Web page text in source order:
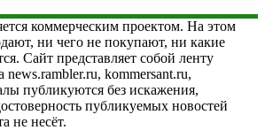
коммерческим проектом. На этом
ни чего не покупают, ни какие
Сайт представляет собой ленту
news.rambler.ru, kommersant.ru,
публикуются без искажения,
публикуемых новостей
не несёт.